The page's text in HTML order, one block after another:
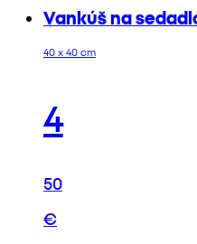
Vankúš na
40 x 40 cm
4
50
€